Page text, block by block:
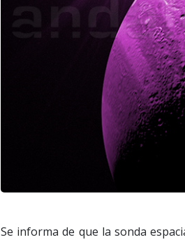
Se informa de que la sonda